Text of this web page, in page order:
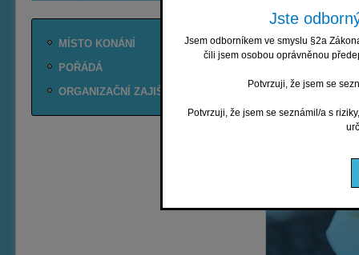
Jste
Jsem odborníkem ve smyslu §2a
čili jsem osobou oprávněnou
Potvrzuji, že jsem se
Potvrzuji, že jsem se seznámil/a s
MÍSTO KONÁNÍ
POŘÁDÁ
ORGANIZAČNÍ ZAJIŠTĚNÍ